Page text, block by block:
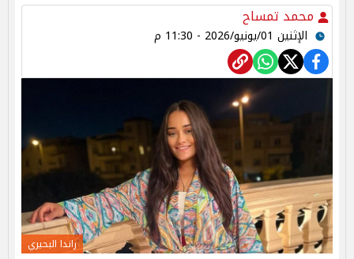
محمد تمساح
الإثنين 01/يونيو/2026 - 11:30 م
راندا البحيري